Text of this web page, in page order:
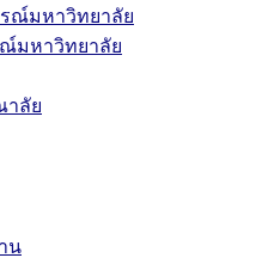
ณ์มหาวิทยาลัย
มหาวิทยาลัย
าลัย
น